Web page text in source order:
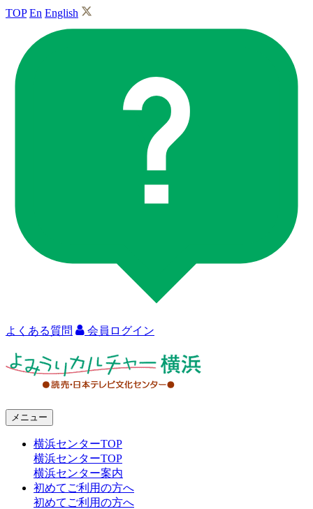
TOP En English
よくある質問 会員ログイン
メニュー
横浜センターTOP
横浜センターTOP
横浜センター案内
初めてご利用の方へ
初めてご利用の方へ